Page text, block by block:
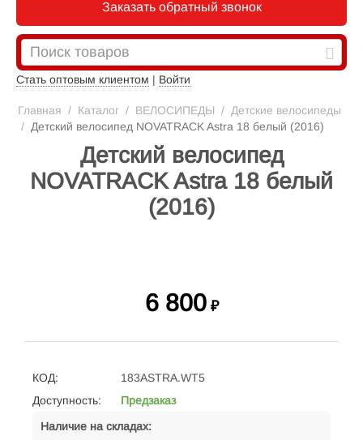
Заказать обратный звонок
Стать оптовым клиентом | Войти
Главная / Каталог / ВЕЛОСИПЕДЫ / Детские велосипеды
/ Детский велосипед NOVATRACK Astra 18 белый (2016)
Детский велосипед
NOVATRACK Astra 18 белый
(2016)
6 800 ₽
КОД:
183ASTRA.WT5
Доступность:
Предзаказ
Наличие на складах: